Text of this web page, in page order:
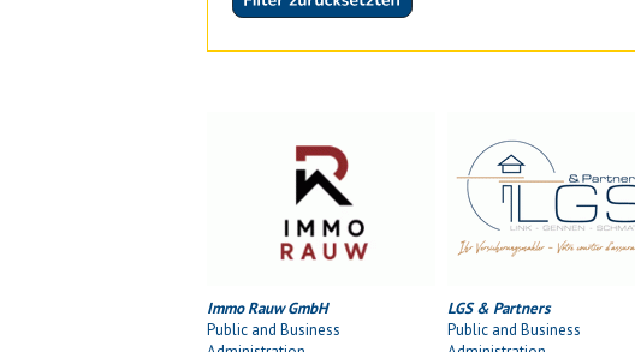
Immo Rauw GmbH
Public and Business
LGS & Partners
Public and Business